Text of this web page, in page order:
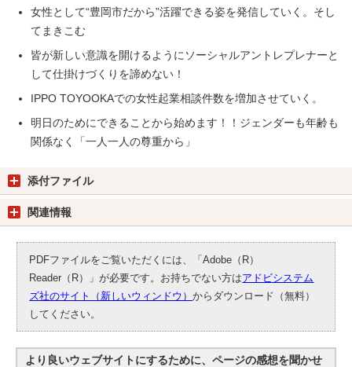
女性として“豊岡市だから”活躍できる姿を発信していく。そし
てまきこむ
皆が新しい意識を開けるようにソーシャルアントレプレナーと
して仕掛けづくりを諦めない！
IPPO TOYOOKAでの女性起業相談件数を増加させていく。
明日のためにできることから始めます！！ジェンダーも年齢も
関係なく「一人一人の尊重から」
添付ファイル
関連情報
PDFファイルをご覧いただくには、「Adobe（R）
Reader（R）」が必要です。お持ちでない方はアドビシステム
ズ社のサイト（新しいウィンドウ）からダウンロード（無料）
してください。
より良いウェブサイトにするために、ページの感想を聞かせ